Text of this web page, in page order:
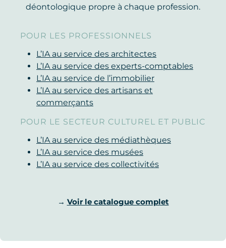
déontologique propre à chaque profession.
POUR LES PROFESSIONNELS
L’IA au service des architectes
L’IA au service des experts-comptables
L’IA au service de l’immobilier
L’IA au service des artisans et
commerçants
POUR LE SECTEUR CULTUREL ET PUBLIC
L’IA au service des médiathèques
L’IA au service des musées
L’IA au service des collectivités
→ Voir le catalogue complet